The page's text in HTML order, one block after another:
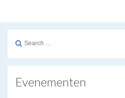
Search
Evenementen